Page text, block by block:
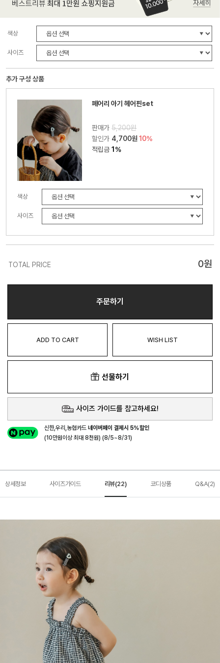
색상
사이즈
추가 구성 상품
페어리 아기 헤어핀set
판매가5,200원
할인가 4,700원10%
적립금1%
색상
사이즈
TOTAL PRICE 0원
주문하기
ADD TO CART WISH LIST
선물하기
사이즈 가이드를 참고하세요!
신한,우리,농협카드네이버페이 결제시 5%할인
(10만원이상 최대 8천원) (8/5~8/31)
상세정보 사이즈가이드 리뷰(22) 코디상품 Q&A(2)